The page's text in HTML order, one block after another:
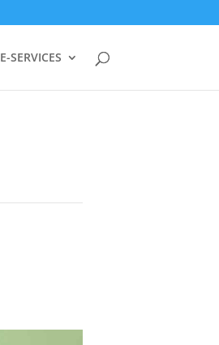
E-SERVICES